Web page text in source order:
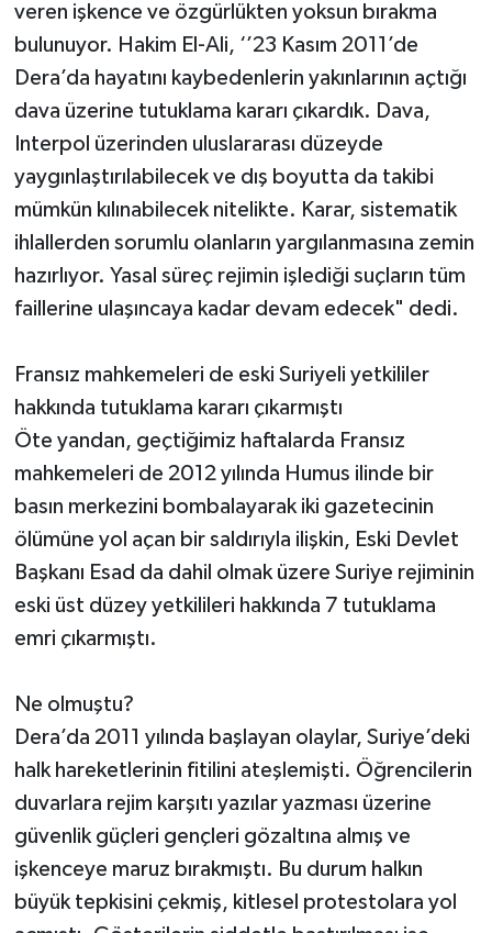
veren işkence ve özgürlükten yoksun bırakma
bulunuyor. Hakim El-Ali, ‘’23 Kasım 2011’de
Dera’da hayatını kaybedenlerin yakınlarının açtığı
dava üzerine tutuklama kararı çıkardık. Dava,
Interpol üzerinden uluslararası düzeyde
yaygınlaştırılabilecek ve dış boyutta da takibi
mümkün kılınabilecek nitelikte. Karar, sistematik
ihlallerden sorumlu olanların yargılanmasına zemin
hazırlıyor. Yasal süreç rejimin işlediği suçların tüm
faillerine ulaşıncaya kadar devam edecek" dedi.
Fransız mahkemeleri de eski Suriyeli yetkililer
hakkında tutuklama kararı çıkarmıştı
Öte yandan, geçtiğimiz haftalarda Fransız
mahkemeleri de 2012 yılında Humus ilinde bir
basın merkezini bombalayarak iki gazetecinin
ölümüne yol açan bir saldırıyla ilişkin, Eski Devlet
Başkanı Esad da dahil olmak üzere Suriye rejiminin
eski üst düzey yetkilileri hakkında 7 tutuklama
emri çıkarmıştı.
Ne olmuştu?
Dera’da 2011 yılında başlayan olaylar, Suriye’deki
halk hareketlerinin fitilini ateşlemişti. Öğrencilerin
duvarlara rejim karşıtı yazılar yazması üzerine
güvenlik güçleri gençleri gözaltına almış ve
işkenceye maruz bırakmıştı. Bu durum halkın
büyük tepkisini çekmiş, kitlesel protestolara yol